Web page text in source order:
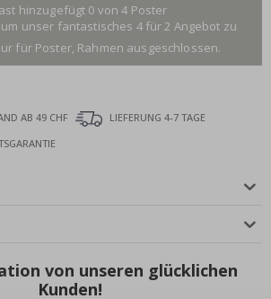
hinzugefügt 0 von 4 Poster
unser fantastisches 4 für 2 Angebot zu
für Poster, Rahmen ausgeschlossen.
AB 49 CHF
LIEFERUNG 4-7 TAGE
von unseren glücklichen
Kunden!